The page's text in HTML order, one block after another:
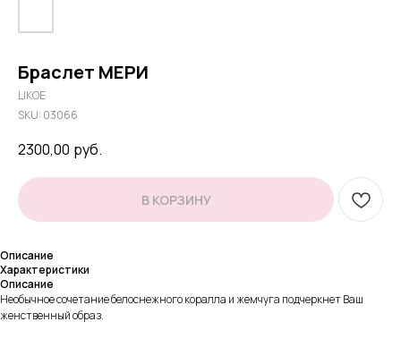
Браслет МЕРИ
LIKOE
SKU: 03066
2300,00 руб.
В КОРЗИНУ
Описание
Характеристики
Описание
Необычное сочетание белоснежного коралла и жемчуга подчеркнет Ваш
женственный образ.